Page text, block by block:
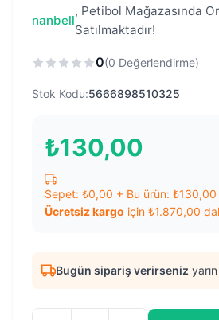
nanbell
, Petibol Mağazasında
Satılmaktadır!
0(0 Değerlendirme)
Stok Kodu:5666898510325
₺130,00
Sepet: ₺0,00 + Bu ürün: ₺130,00
Ücretsiz kargo için ₺1.870,00
Bugün sipariş verirseniz